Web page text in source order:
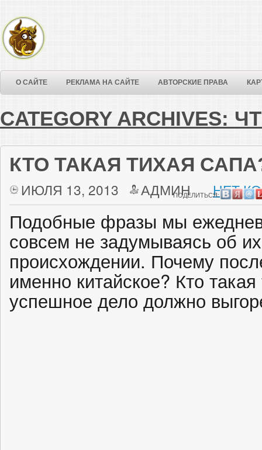
О САЙТЕ РЕКЛАМА НА САЙТЕ АВТОРСКИЕ ПРАВА
CATEGORY ARCHIVES:
КТО ТАКАЯ ТИХАЯ
ИЮЛЯ 13, 2013 АДМИН НЕТ
ПОДЕЛИТЬСЯ:
Подобные фразы мы
совсем не задумываясь об
происхождении. Почему
именно китайское? Кто
успешное дело должно